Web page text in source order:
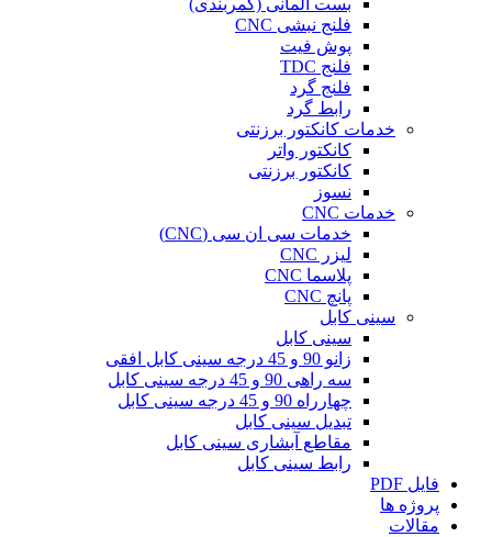
بست آلمانی (کمربندی)
فلنج نبشی CNC
پوش فیت
فلنج TDC
فلنج گرد
رابط گرد
خدمات کانکتور برزنتی
کانکتور واتر
کانکتور برزنتی
نسوز
خدمات CNC
خدمات سی ان سی (CNC)
لیزر CNC
پلاسما CNC
پانچ CNC
سینی کابل
سینی کابل
زانو 90 و 45 درجه سینی کابل افقی
سه راهی 90 و 45 درجه سینی کابل
چهارراه 90 و 45 درجه سینی کابل
تبدیل سینی کابل
مقاطع آبشاری سینی کابل
رابط سینی کابل
فایل PDF
پروژه ها
مقالات